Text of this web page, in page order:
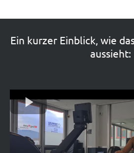
Ein kurzer Einblick, wie
aussieht: